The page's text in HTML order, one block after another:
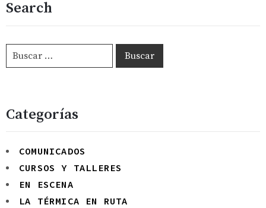
Search
Categorías
COMUNICADOS
CURSOS Y TALLERES
EN ESCENA
LA TÉRMICA EN RUTA